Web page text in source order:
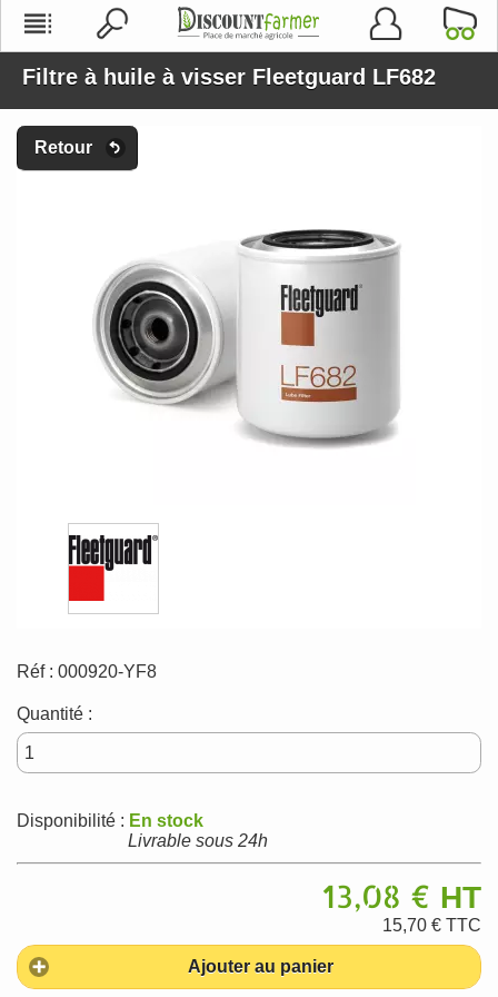
Filtre à huile à visser Fleetguard LF682
Retour
Réf : 000920-YF8
Quantité :
Disponibilité : En stock
Livrable sous 24h
13,08 € HT
15,70 € TTC
Ajouter au panier